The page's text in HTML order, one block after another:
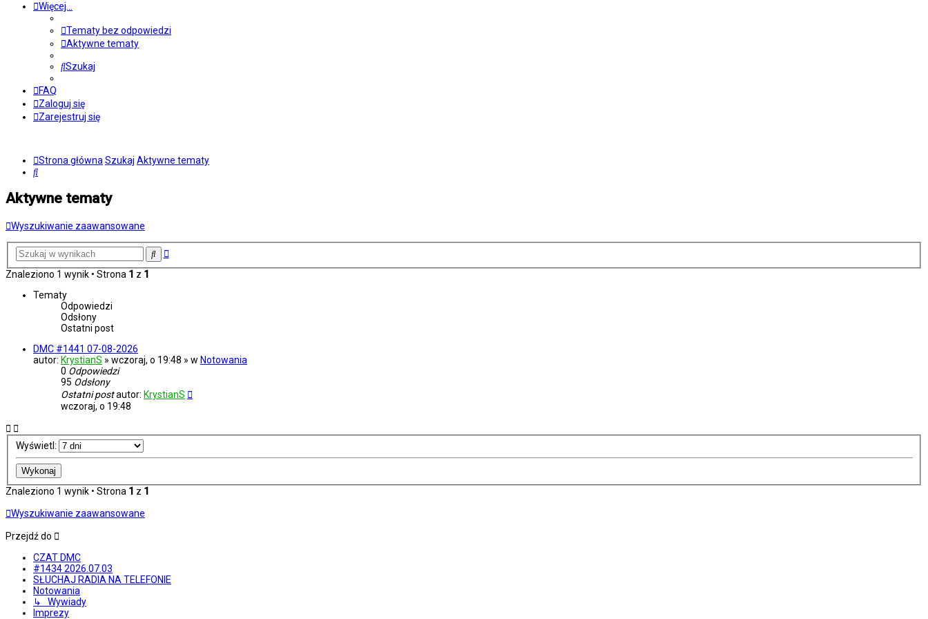
Więcej…
Tematy bez odpowiedzi
Aktywne tematy
Szukaj
FAQ
Zaloguj się
Zarejestruj się
Strona główna Szukaj Aktywne tematy
Szukaj
Aktywne tematy
Wyszukiwanie zaawansowane
SzukajWyszukiwanie
Znaleziono 1 wynik • Strona 1 z 1
Tematy
Odpowiedzi
Odsłony
Ostatni post
DMC #1441 07-08-2026
autor: KrystianS » wczoraj, o 19:48 » w Notowania
0 Odpowiedzi
95 Odsłony
Ostatni postautor: KrystianS
wczoraj, o 19:48
Wyświetl:
Znaleziono 1 wynik • Strona 1 z 1
Wyszukiwanie zaawansowane
Przejdź do
CZAT DMC
#1434 2026.07.03
SŁUCHAJ RADIA NA TELEFONIE
Notowania
↳ Wywiady
Imprezy